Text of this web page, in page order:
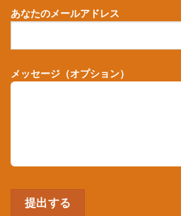
あなたのメールアドレス
メッセージ（オプション）